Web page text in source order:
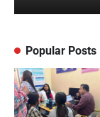
Popular Posts